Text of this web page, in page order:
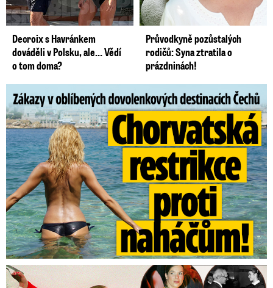
Decroix s Havránkem
dováděli v Polsku, ale… Vědí
o tom doma?
Průvodkyně pozůstalých
rodičů: Syna ztratila o
prázdninách!
Zákazy v dovolenkových rájích: Restrikce proti naháčům!
Tajná policie špehovala krasobruslařku Wittovou: Pikantní ...